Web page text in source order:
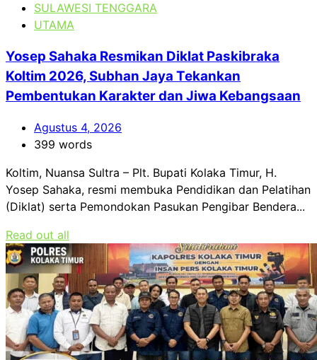
SULAWESI TENGGARA
UTAMA
Yosep Sahaka Resmikan Diklat Paskibraka
Koltim 2026, Subhan Jaya Tekankan
Pembentukan Karakter dan Jiwa Kebangsaan
Agustus 4, 2026
399 words
Koltim, Nuansa Sultra – Plt. Bupati Kolaka Timur, H.
Yosep Sahaka, resmi membuka Pendidikan dan Pelatihan
(Diklat) serta Pemondokan Pasukan Pengibar Bendera...
Read out all